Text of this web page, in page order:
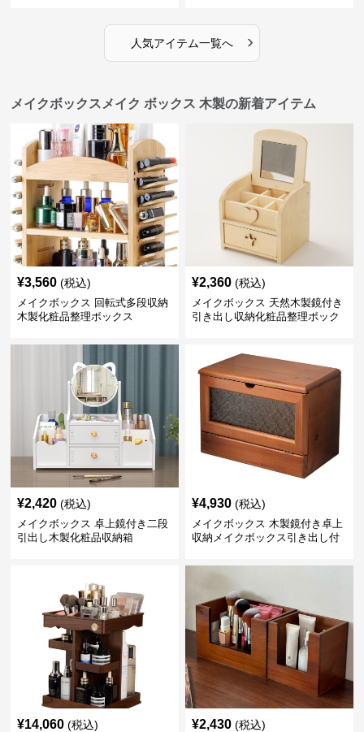
人気アイテム一覧へ ›
メイクボックスメイク ボックス 木製の新着アイテム
¥3,560 (税込)
メイクボックス 回転式多段収納
木製化粧品整理ボックス
¥2,360 (税込)
メイクボックス 天然木製鏡付き
引き出し収納化粧品整理ボック
¥2,420 (税込)
メイクボックス 卓上鏡付き二段
引出し木製化粧品収納箱
¥4,930 (税込)
メイクボックス 木製鏡付き卓上
収納メイクボックス引き出し付
¥14,060 (税込) ¥2,430 (税込)